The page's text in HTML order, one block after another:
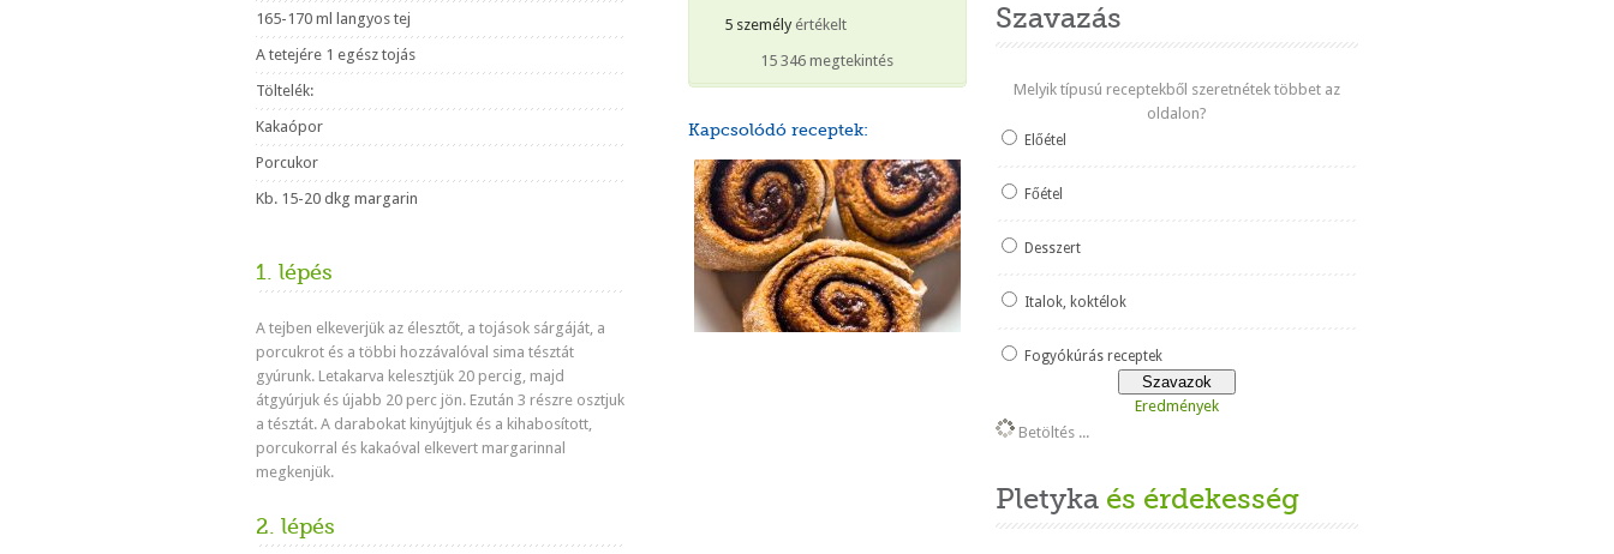
165-170 ml langyos tej
A tetejére 1 egész tojás
Töltelék:
Kakaópor
Porcukor
Kb. 15-20 dkg margarin
1. lépés
A tejben elkeverjük az élesztőt, a tojások sárgáját, a
porcukrot és a többi hozzávalóval sima tésztát
gyúrunk. Letakarva kelesztjük 20 percig, majd
átgyúrjuk és újabb 20 perc jön. Ezután 3 részre osztjuk
a tésztát. A darabokat kinyújtjuk és a kihabosított,
porcukorral és kakaóval elkevert margarinnal
megkenjük.
2. lépés
5 személyértékelt
15 346 megtekintés
Kapcsolódó receptek:
Szavazás
Melyik típusú receptekből szeretnétek többet az
oldalon?
Előétel
Főétel
Desszert
Italok, koktélok
Fogyókúrás receptek
Eredmények
Betöltés ...
Pletyka és érdekesség